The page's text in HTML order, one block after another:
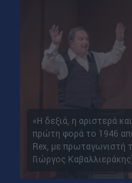
«Η δεξιά, η αριστερά
πρώτη φορά το 1946
Rex, με πρωταγωνιστή
Γιώργος